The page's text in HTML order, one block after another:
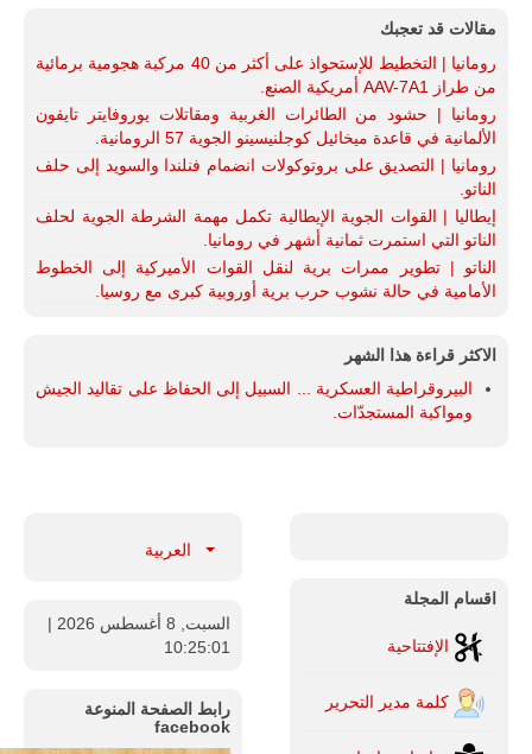
مقالات قد تعجبك
رومانيا | التخطيط للإستحواذ على أكثر من 40 مركبة هجومية برمائية
من طراز AAV-7A1 أمريكية الصنع.
رومانيا | حشود من الطائرات الغربية ومقاتلات يوروفايتر تايفون
الألمانية في قاعدة ميخائيل كوجلنيسينو الجوية 57 الرومانية.
رومانيا | التصديق على بروتوكولات انضمام فنلندا والسويد إلى حلف
الناتو.
إيطاليا | القوات الجوية الإيطالية تكمل مهمة الشرطة الجوية لحلف
الناتو التي استمرت ثمانية أشهر في رومانيا.
الناتو | تطوير ممرات برية لنقل القوات الأميركية إلى الخطوط
الأمامية في حالة نشوب حرب برية أوروبية كبرى مع روسيا.
الاكثر قراءة هذا الشهر
البيروقراطية العسكرية ... السبيل إلى الحفاظ على تقاليد الجيش
ومواكبة المستجدّات.
اقسام المجلة
الإفتتاحية
كلمة مدير التحرير
العربية
السبت, 8 أغسطس 2026
|
10:25:02
رابط الصفحة المنوعة
facebook